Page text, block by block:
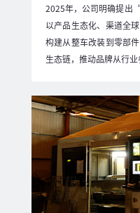
2025年，公司明确提
以产品生态化、渠道全
构建从整车改装到零部
生态链，推动品牌从行业